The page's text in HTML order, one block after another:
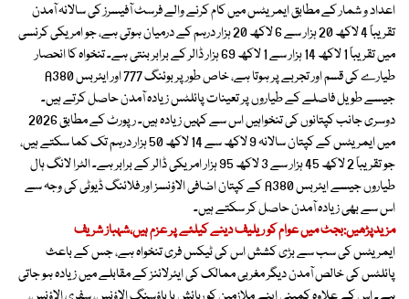
اعداد و شمار کے مطابق ایمریٹس میں کام کرنے والے فرسٹ آفیسرز کی سالانہ آمدن
تقریباً 4 لاکھ 20 ہزار سے 6 لاکھ 20 ہزار درہم کے درمیان ہوتی ہے، جو امریکی کرنسی
میں تقریباً 1 لاکھ 14 ہزار سے 1 لاکھ 69 ہزار ڈالر کے برابر بنتی ہے۔ تنخواہ کا انحصار
طیارے کی قسم اور تجربے پر ہوتا ہے، خاص طور پر بوئنگ 777 اور ایئربس A380
جیسے طویل فاصلے کے طیاروں پر تعینات پائلٹس زیادہ آمدن حاصل کرتے ہیں۔
دوسری جانب کپتانوں کی تنخواہیں اس سے کہیں زیادہ ہیں۔ رپورٹ کے مطابق 2026
میں ایمریٹس کے کپتان سالانہ 9 لاکھ سے 14 لاکھ 50 ہزار درہم تک کما سکتے ہیں،
جو تقریباً 2 لاکھ 45 ہزار سے 3 لاکھ 95 ہزار امریکی ڈالر کے برابر ہے۔ الٹرا لانگ ہال
طیاروں جیسے ایئربس A380 کے کپتان اضافی الاؤنسز اور فلائنگ ڈیوٹی کی وجہ سے
اس سے بھی زیادہ آمدن حاصل کر سکتے ہیں۔
مزیدپڑھیں:بجٹ میں عوام کو ریلیف دینے کیلئے پر عزم ہیں،شہباز شریف
ایمریٹس کی سب سے بڑی کشش اس کی ٹیکس فری تنخواہ ہے، جس کے باعث
پائلٹس کی خالص آمدن دیگر مغربی ممالک کی ایئرلائنز کے مقابلے میں زیادہ ہو جاتی